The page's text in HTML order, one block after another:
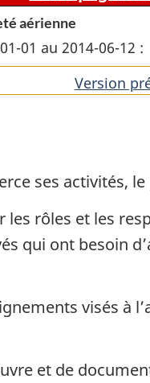
aérienne
01 au 2014-06-12 :
Version
ses activités,
rôles et les
qui ont besoin
visés à
et de